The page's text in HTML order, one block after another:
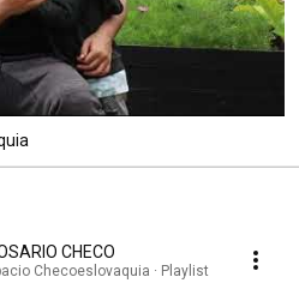
CHECO
Checoeslovaquia · Playlist